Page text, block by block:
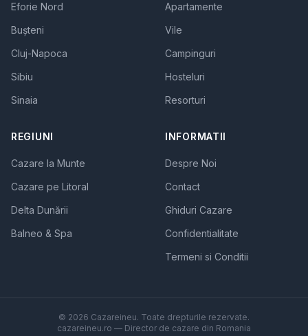
Eforie Nord
Bușteni
Cluj-Napoca
Sibiu
Sinaia
Apartamente
Vile
Campinguri
Hosteluri
Resorturi
REGIUNI
Cazare la Munte
Cazare pe Litoral
Delta Dunării
Balneo & Spa
INFORMATII
Despre Noi
Contact
Ghiduri Cazare
Confidentialitate
Termeni si Conditii
© 2026 Cazareineu. Toate drepturile rezervate.
cazareineu.ro — Director de cazare din Romania